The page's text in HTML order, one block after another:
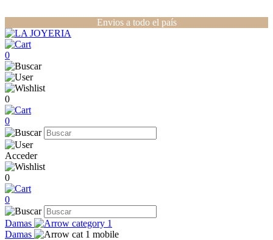
Envios a todo el país
0
0
0
Acceder
0
0
Damas
Damas